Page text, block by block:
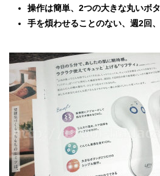
操作は簡単、2つの大きな丸いボ
手を煩わせることのない、週2回